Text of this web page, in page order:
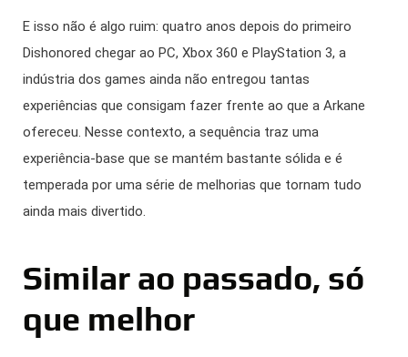
E isso não é algo ruim: quatro anos depois do primeiro
Dishonored chegar ao PC, Xbox 360 e PlayStation 3, a
indústria dos games ainda não entregou tantas
experiências que consigam fazer frente ao que a Arkane
ofereceu. Nesse contexto, a sequência traz uma
experiência-base que se mantém bastante sólida e é
temperada por uma série de melhorias que tornam tudo
ainda mais divertido.
Similar ao passado, só
que melhor